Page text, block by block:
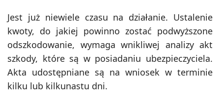
Jest już niewiele czasu na działanie. Ustalenie
kwoty, do jakiej powinno zostać podwyższone
odszkodowanie, wymaga wnikliwej analizy akt
szkody, które są w posiadaniu ubezpieczyciela.
Akta udostępniane są na wniosek w terminie
kilku lub kilkunastu dni.